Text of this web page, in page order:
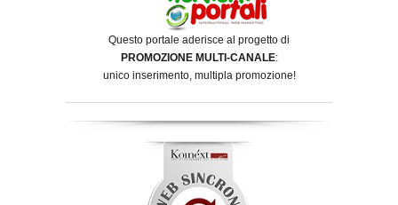
Questo portale aderisce al progetto di
PROMOZIONE MULTI-CANALE:
unico inserimento, multipla promozione!